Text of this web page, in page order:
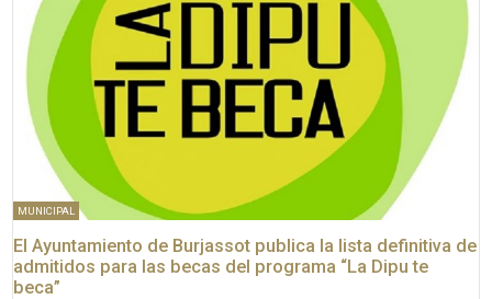
MUNICIPAL
El Ayuntamiento de Burjassot publica la lista definitiva de
admitidos para las becas del programa “La Dipu te
beca”